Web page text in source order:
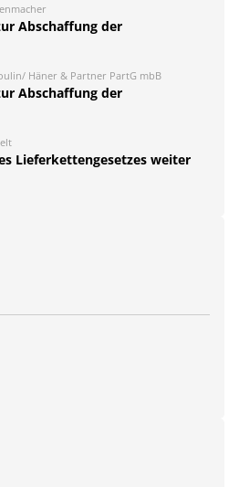
Abschaffung der
Häner & Partner PartG mbB
Abschaffung der
Lieferkettengesetzes weiter